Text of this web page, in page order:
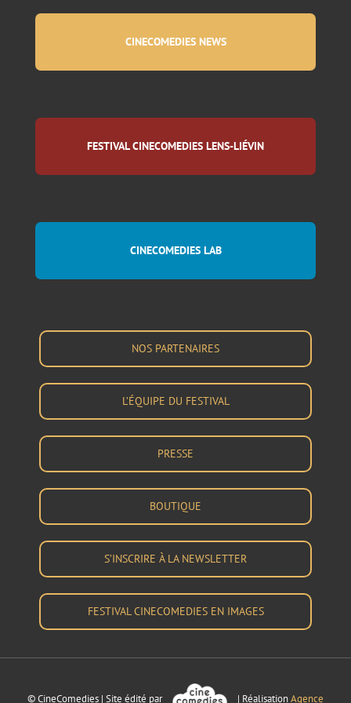
CINECOMEDIES NEWS
FESTIVAL CINECOMEDIES LENS-LIÉVIN
CINECOMEDIES LAB
NOS PARTENAIRES
L’ÉQUIPE DU FESTIVAL
PRESSE
BOUTIQUE
S’INSCRIRE À LA NEWSLETTER
FESTIVAL CINECOMEDIES EN IMAGES
© CineComedies | Site édité par | RéalisationAgence